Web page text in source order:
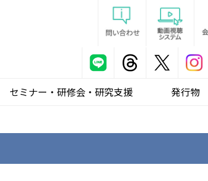
セミナー・研修会・研究支援 発行物